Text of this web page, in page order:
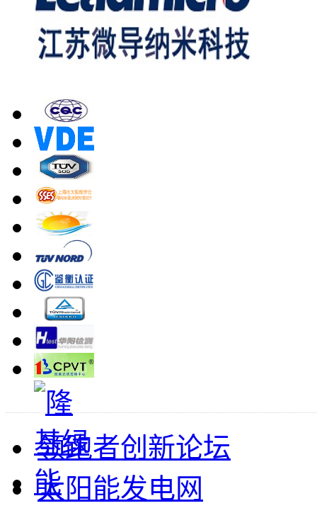
领跑者创新论坛
太阳能发电网